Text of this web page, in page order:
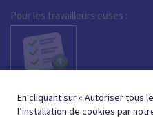
Pour les travailleurs·euses :
En cliquant sur « Autoriser tous
l’installation de cookies par